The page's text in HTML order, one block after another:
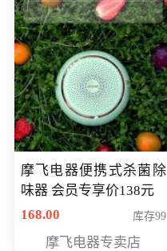
摩飞电器便携式杀菌除
味器 会员专享价138元
168.00
库存99
摩飞电器专卖店